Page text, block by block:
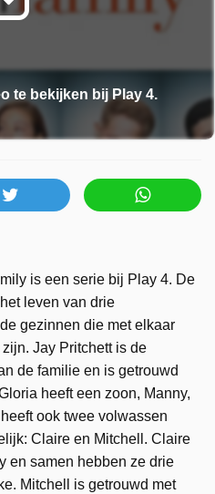
te bekijken bij Play 4.
is een serie bij Play 4. De
leven van drie
gezinnen die met elkaar
Jay Pritchett is de
de familie en is getrouwd
heeft een zoon, Manny,
ook twee volwassen
Claire en Mitchell. Claire
en samen hebben ze drie
Mitchell is getrouwd met